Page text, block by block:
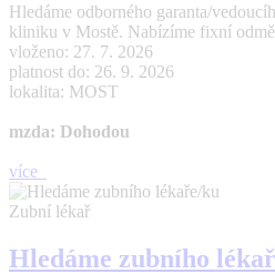
Hledáme odborného garanta/
kliniku v Mostě. Nabízíme fixní
vloženo: 27. 7. 2026
platnost do: 26. 9. 2026
lokalita: MOST
mzda: Dohodou
více
Zubní lékař
Hledáme zubního